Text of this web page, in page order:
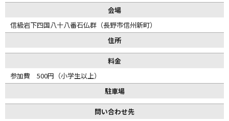
会場
信級岩下四国八十八番石仏群（長野市信州新町）
住所
料金
参加費 500円（小学生以上）
駐車場
問い合わせ先